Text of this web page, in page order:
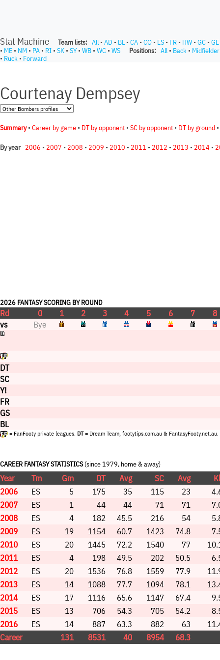
Stat Machine Team lists: All • AD • BL • CA • CO • ES • FR • HW • GC • GE
• ME • NM • PA • RI • SK • SY• WB • WC • WS Positions: All • Back • Midfielder
• Ruck • Forward